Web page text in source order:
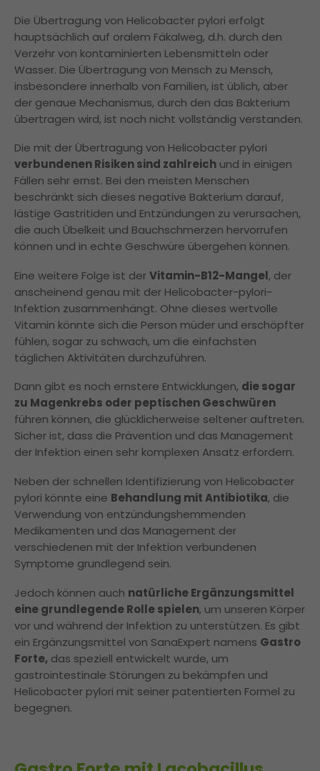
Die Übertragung von Helicobacter pylori erfolgt
hauptsächlich auf oralem Fäkalweg, d.h. durch den
Verzehr von kontaminierten Lebensmitteln oder
Wasser. Die Übertragung von Mensch zu Mensch,
insbesondere innerhalb von Familien, ist üblich, aber
der genaue Mechanismus, durch den das Bakterium
übertragen wird, ist noch nicht vollständig verstanden.
Die mit der Übertragung von Helicobacter pylori
verbundenen Risiken sind zahlreich und in einigen
Fällen sehr ernst. Bei den meisten Menschen
beschränkt sich dieses negative Bakterium darauf,
lästige Gastritiden und Entzündungen zu verursachen,
die auch Übelkeit und Bauchschmerzen hervorrufen
können und in echte Geschwüre übergehen können.
Eine weitere Folge ist derVitamin-B12-Mangel, der
anscheinend genau mit der Helicobacter-pylori-
Infektion zusammenhängt. Ohne dieses wertvolle
Vitamin könnte sich die Person müder und erschöpfter
fühlen, sogar zu schwach, um die einfachsten
täglichen Aktivitäten durchzuführen.
Dann gibt es noch ernstere Entwicklungen, die sogar
zu Magenkrebs oder peptischen Geschwüren
führen können, die glücklicherweise seltener auftreten.
Sicher ist, dass die Prävention und das Management
der Infektion einen sehr komplexen Ansatz erfordern.
Neben der schnellen Identifizierung von Helicobacter
pylori könnte eine Behandlung mit Antibiotika, die
Verwendung von entzündungshemmenden
Medikamenten und das Management der
verschiedenen mit der Infektion verbundenen
Symptome grundlegend sein.
Jedoch können auch natürliche Ergänzungsmittel
eine grundlegende Rolle spielen, um unseren Körper
vor und während der Infektion zu unterstützen. Es gibt
ein Ergänzungsmittel von SanaExpert namens Gastro
Forte, das speziell entwickelt wurde, um
gastrointestinale Störungen zu bekämpfen und
Helicobacter pylori mit seiner patentierten Formel zu
begegnen.